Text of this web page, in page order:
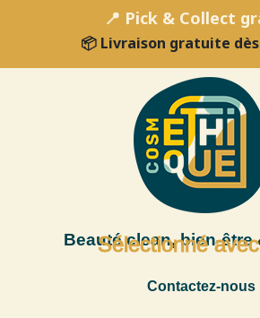
📍 Pick & Collect
📦 Livraison gratuite dès
Beauté clean, bien-être
Sélectionné
Contactez-nous